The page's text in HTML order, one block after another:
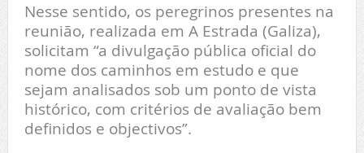
Nesse sentido, os peregrinos presentes na
reunião, realizada em A Estrada (Galiza),
solicitam “a divulgação pública oficial do
nome dos caminhos em estudo e que
sejam analisados sob um ponto de vista
histórico, com critérios de avaliação bem
definidos e objectivos”.